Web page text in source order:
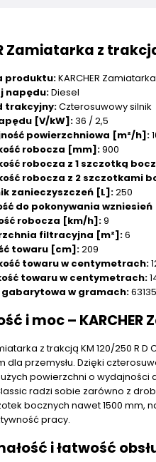
Zamiatarka z
produktu:KARCHER
napędu:Diesel
trakcyjny:Czterosuwowy silnik
[V/kW]:36 / 2,5
powierzchniowa [m²/h]:
robocza [mm]:900
robocza z 1 szczotką
robocza z 2 szczotkami
zanieczyszczeń [L]:250
do pokonywania wzniesień
robocza [km/h]:9
filtracyjna [m²]:6
towaru [cm]:209
towaru w centymetrach:
towaru w centymetrach:
w gramach:
i moc –
z trakcją KM 120/250 R
dla przemysłu. Dzięki
powierzchni o wydajności
radzi sobie zarówno z
bocznych nawet 1500 mm,
pracy.
i łatwość